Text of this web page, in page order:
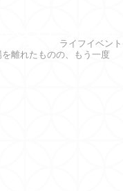
ライフイベント
離れたものの、もう一度